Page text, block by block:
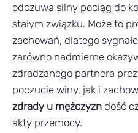
odczuwa silny pociąg do
stałym związku. Może to
zachowań, dlatego
zarówno nadmierne
zdradzanego partnera
poczucie winy, jak i
zdrady u mężczyzn dość
akty przemocy.